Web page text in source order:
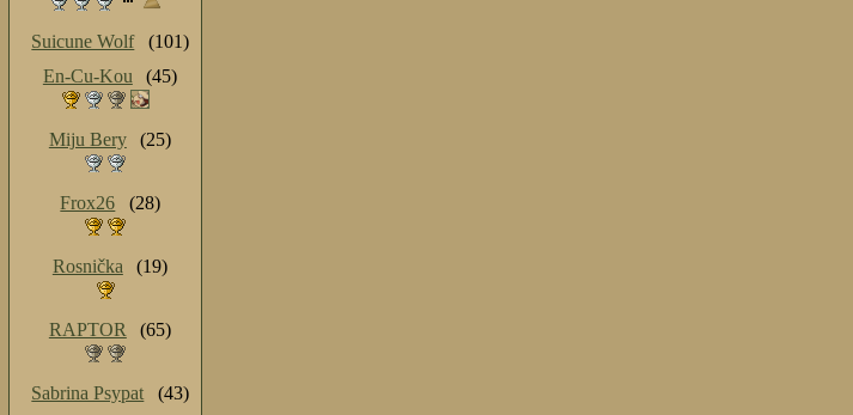
Suicune Wolf
(101)
En-Cu-Kou
(45)
Miju Bery (25)
Frox26 (28)
Rosnička (19)
RAPTOR (65)
Sabrina Psypat
(43)